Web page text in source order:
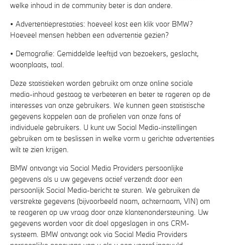
welke inhoud in de community beter is dan andere.
• Advertentieprestaties: hoeveel kost een klik voor BMW?
Hoeveel mensen hebben een advertentie gezien?
• Demografie: Gemiddelde leeftijd van bezoekers, geslacht,
woonplaats, taal.
Deze statistieken worden gebruikt om onze online sociale
media-inhoud gestaag te verbeteren en beter te rageren op de
interesses van onze gebruikers. We kunnen geen statistische
gegevens koppelen aan de profielen van onze fans of
individuele gebruikers. U kunt uw Social Media-instellingen
gebruiken om te beslissen in welke vorm u gerichte advertenties
wilt te zien krijgen.
BMW ontvangt via Social Media Providers persoonlijke
gegevens als u uw gegevens actief verzendt door een
persoonlijk Social Media-bericht te sturen. We gebruiken de
verstrekte gegevens (bijvoorbeeld naam, achternaam, VIN) om
te reageren op uw vraag door onze klantenondersteuning. Uw
gegevens worden voor dit doel opgeslagen in ons CRM-
systeem. BMW ontvangt ook via Social Media Providers